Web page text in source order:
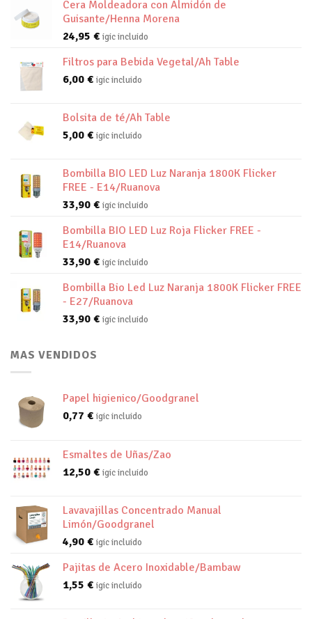
Cera Moldeadora con Almidón de
Guisante/Henna Morena
24,95 € igic incluido
Filtros para Bebida Vegetal/Ah Table
6,00 € igic incluido
Bolsita de té/Ah Table
5,00 € igic incluido
Bombilla BIO LED Luz Naranja 1800K Flicker
FREE - E14/Ruanova
33,90 € igic incluido
Bombilla BIO LED Luz Roja Flicker FREE -
E14/Ruanova
33,90 € igic incluido
Bombilla Bio Led Luz Naranja 1800K Flicker FREE
- E27/Ruanova
33,90 € igic incluido
MAS VENDIDOS
Papel higienico/Goodgranel
0,77 € igic incluido
Esmaltes de Uñas/Zao
12,50 € igic incluido
Lavavajillas Concentrado Manual
Limón/Goodgranel
4,90 € igic incluido
Pajitas de Acero Inoxidable/Bambaw
1,55 € igic incluido